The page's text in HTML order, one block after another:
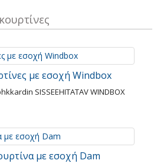
με εσοχή Windbox
SISSEEHITATAV WINDBOX
με εσοχή Dam